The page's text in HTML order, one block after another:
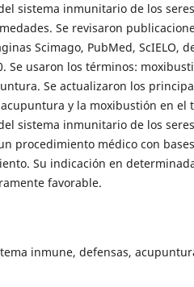
sistema inmunitario de los
Se revisaron
Scimago, PubMed, ScIELO,
Se usaron los términos:
Se actualizaron los
y la moxibustión en el
sistema inmunitario de los
procedimiento médico con
Su indicación en
favorable.
inmune, defensas,